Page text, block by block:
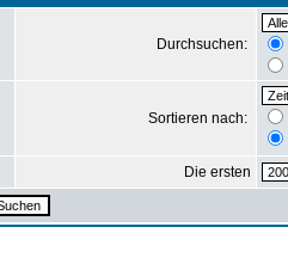
Durchsuchen:
Sortieren nach:
Die ersten